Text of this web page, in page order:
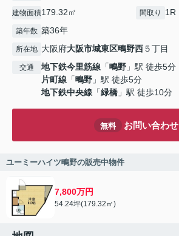
建物面積179.32㎡ 間取り 1R
築年数 築36年
所在地 大阪府大阪市城東区鴫野西５丁目
交通 地下鉄今里筋線 「鴫野 」駅 徒歩5分
片町線 「鴫野 」駅 徒歩5分
地下鉄中央線 「緑橋 」駅 徒歩10分
無料 お問い合わせ
ユーミーハイツ鴫野の販売中物件
7,800万円
54.24坪(179.32㎡)